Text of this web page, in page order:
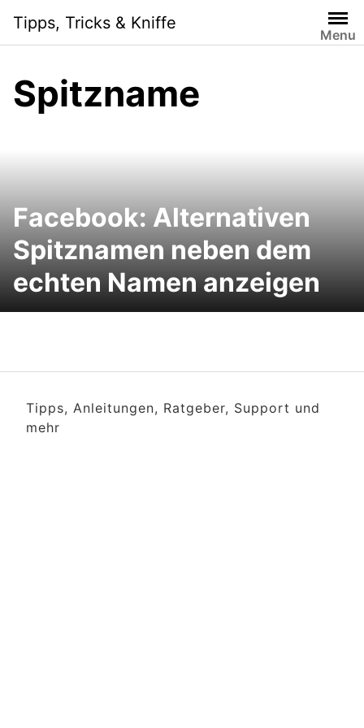
content
Tipps, Tricks & Kniffe
Menu
Spitzname
Facebook: Alternativen
Spitznamen neben dem
echten Namen anzeigen
Tipps, Anleitungen, Ratgeber, Support und
mehr